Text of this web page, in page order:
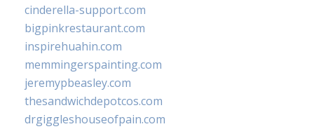
cinderella-support.com
bigpinkrestaurant.com
inspirehuahin.com
memmingerspainting.com
jeremypbeasley.com
thesandwichdepotcos.com
drgiggleshouseofpain.com